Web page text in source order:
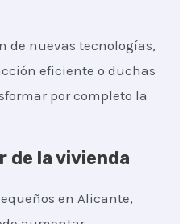
de nuevas tecnologías,
eficiente o duchas
por completo la
de la vivienda
en Alicante,